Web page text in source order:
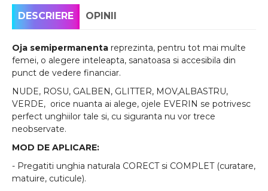
DESCRIERE OPINII
Oja semipermanenta reprezinta, pentru tot mai multe
femei, o alegere inteleapta, sanatoasa si accesibila din
punct de vedere financiar.
NUDE, ROSU, GALBEN, GLITTER, MOV,ALBASTRU,
VERDE, orice nuanta ai alege, ojele EVERIN se potrivesc
perfect unghiilor tale si, cu siguranta nu vor trece
neobservate.
MOD DE APLICARE:
- Pregatiti unghia naturala CORECT si COMPLET (curatare,
matuire, cuticule).